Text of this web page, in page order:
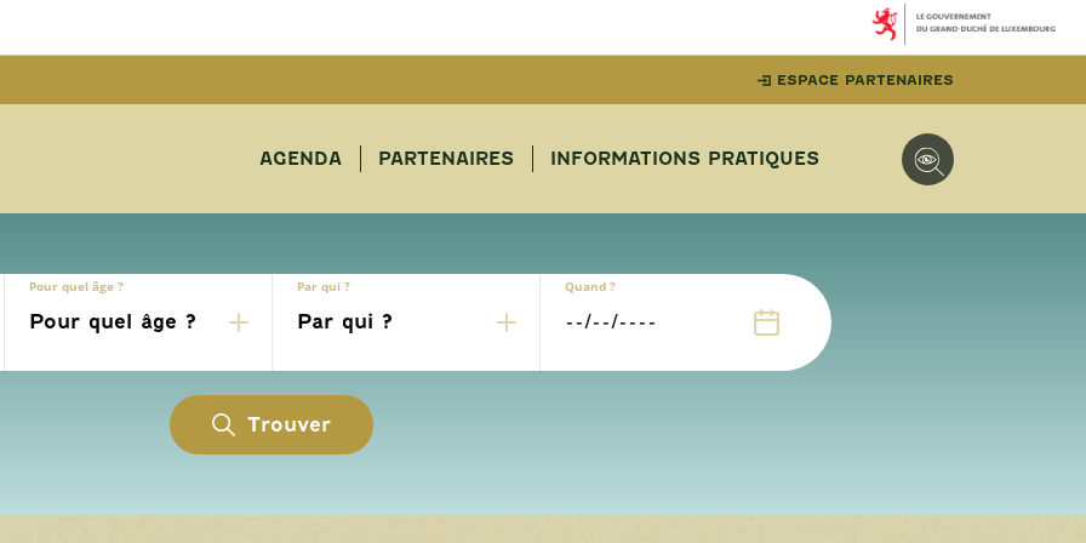
ESPACE PARTENAIRES
AGENDA PARTENAIRES INFORMATIONS PRATIQUES
Pour quel âge ? Par qui ? Quand ?
Trouver